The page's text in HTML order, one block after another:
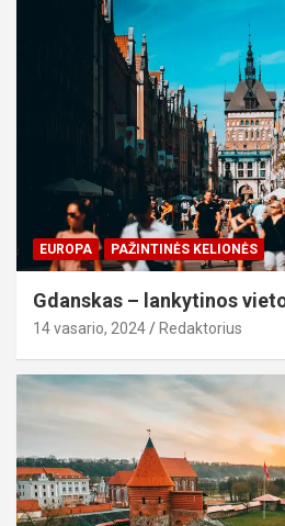
EUROPA PAŽINTINĖS KELIONĖS
Gdanskas – lankytinos
14 vasario, 2024 Redaktorius